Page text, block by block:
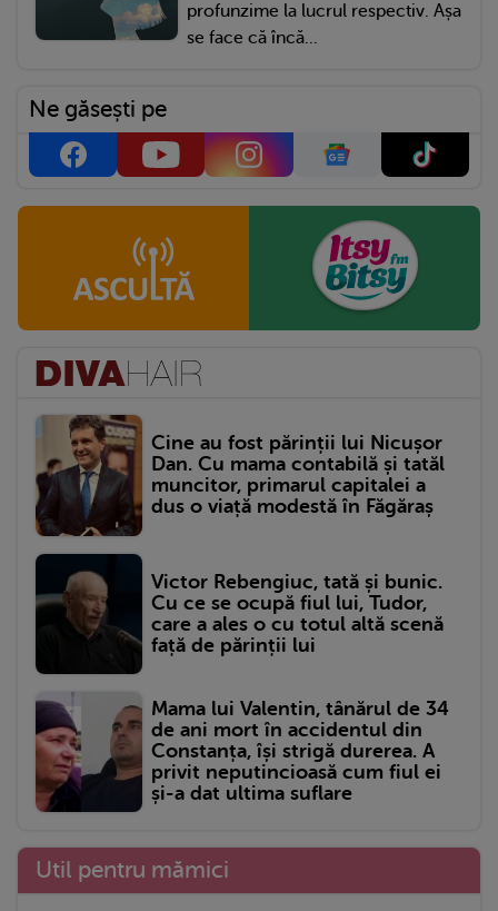
profunzime la lucrul respectiv. Așa
se face că încă...
Ne găsești pe
Cine au fost părinții lui Nicușor
Dan. Cu mama contabilă și tatăl
muncitor, primarul capitalei a
dus o viață modestă în Făgăraș
Victor Rebengiuc, tată și bunic.
Cu ce se ocupă fiul lui, Tudor,
care a ales o cu totul altă scenă
față de părinții lui
Mama lui Valentin, tânărul de 34
de ani mort în accidentul din
Constanța, își strigă durerea. A
privit neputincioasă cum fiul ei
și-a dat ultima suflare
Util pentru mămici